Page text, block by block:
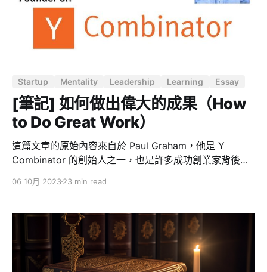
這件事情上展開邏輯的討論，是不可能的。 這些事情不歸
個人管，它是有命的 所以我說要悟性。 憑什麼這麼說？
為什麼 40 歲必須信命？命的根據在哪裡？
Startup Mentality Leadership Learning Essay
[筆記] 如何做出偉大的成果（How
to Do Great Work）
這篇文章的原始內容來自於 Paul Graham，他是 Y
Combinator 的創始人之一，也是許多成功創業家背後的
CEO，也是出自他的門下。Paul Graham 透過他多年來觀
的深刻認識。
06 10月 202323 min read